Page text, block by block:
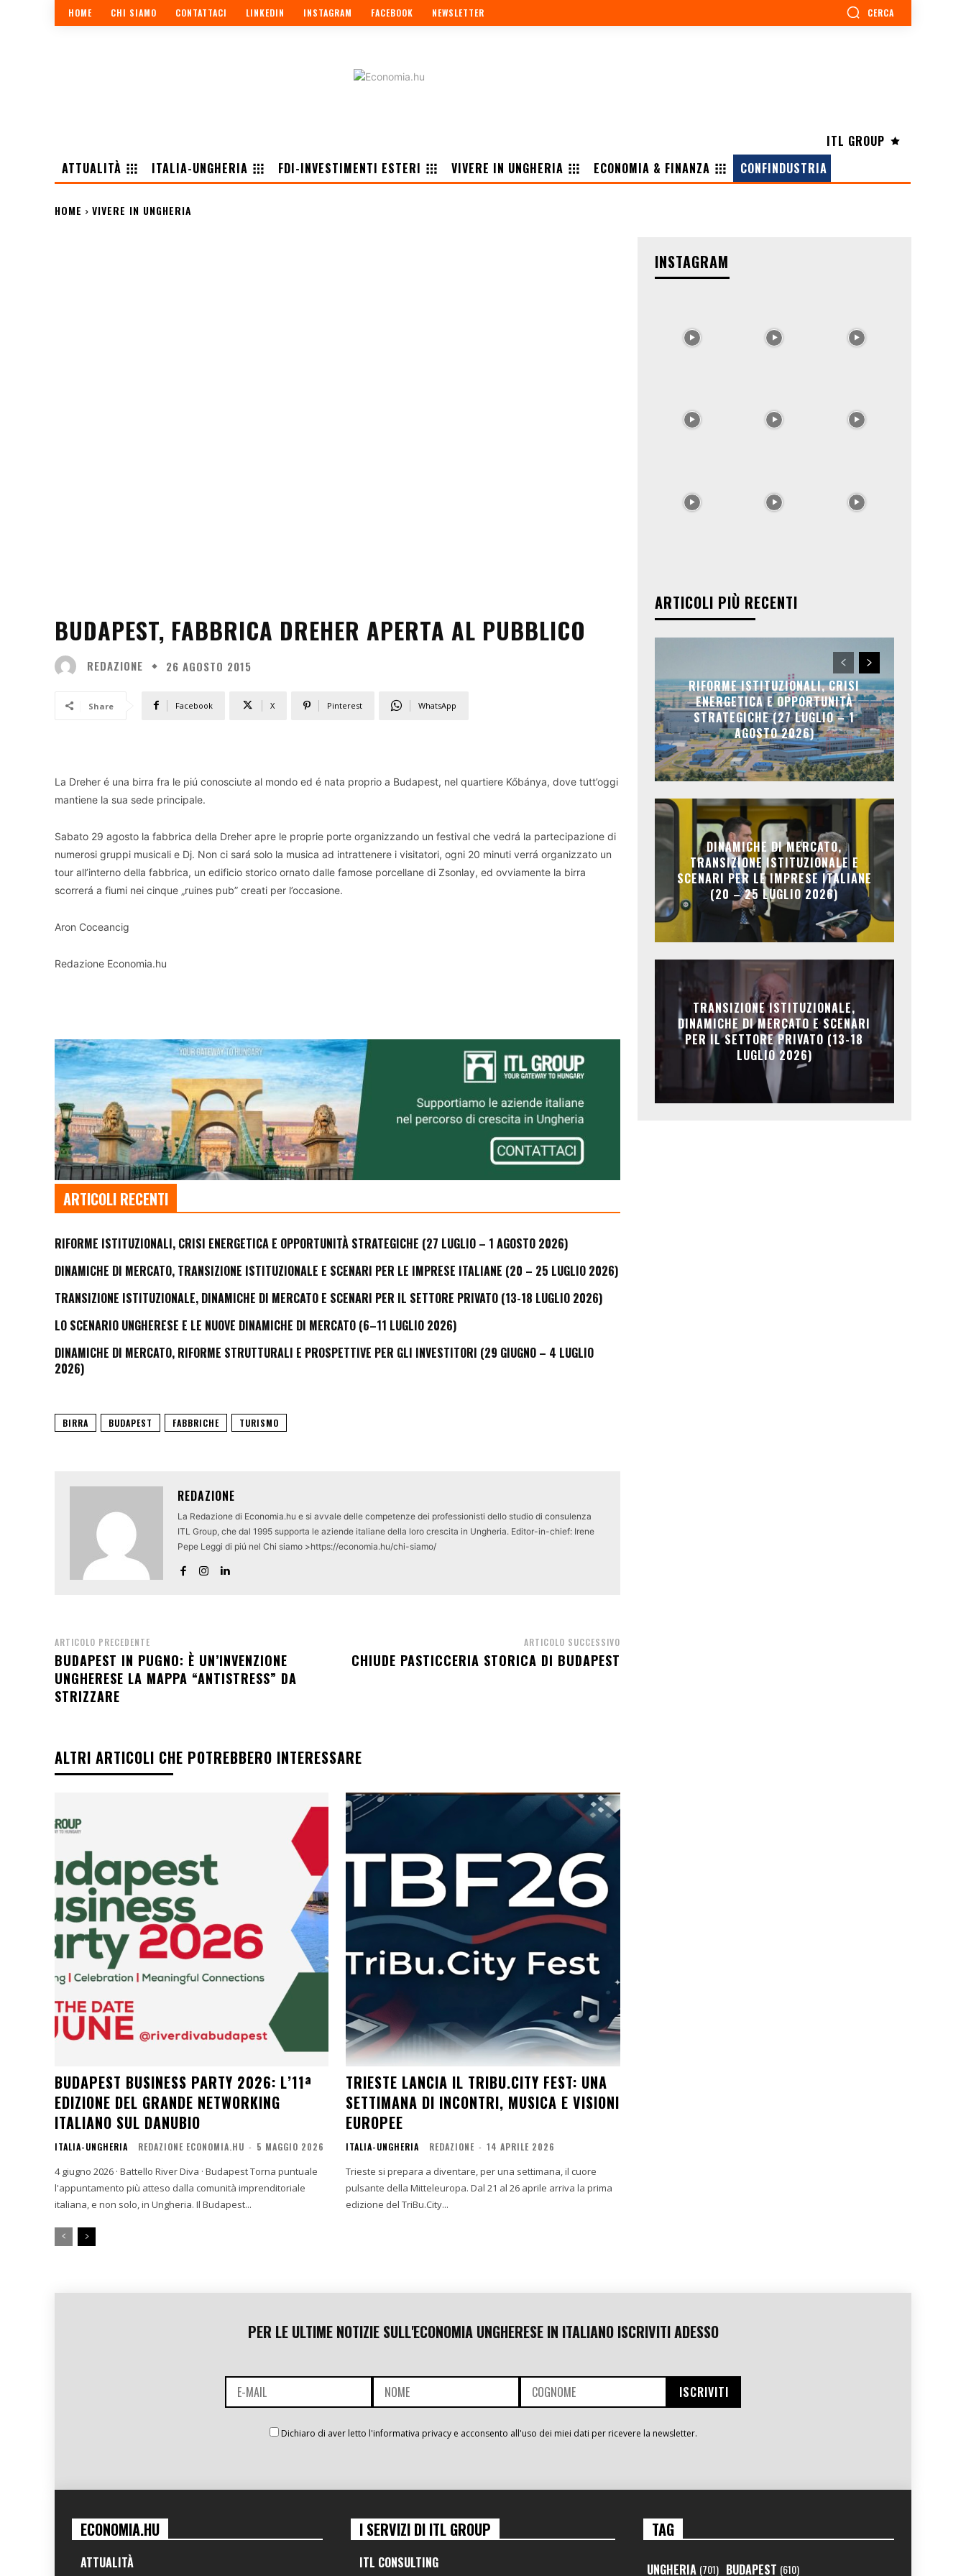
HOME CHI SIAMO CONTATTACI LINKEDIN INSTAGRAM FACEBOOK NEWSLETTER CERCA
ITL GROUP
ATTUALITÀ
ITALIA-UNGHERIA FDI-INVESTIMENTI ESTERI VIVERE IN UNGHERIA ECONOMIA & FINANZA CONFINDUSTRIA
HOME VIVERE IN UNGHERIA
BUDAPEST, FABBRICA DREHER APERTA AL PUBBLICO
REDAZIONE 26 AGOSTO 2015
Share Facebook X Pinterest WhatsApp
La Dreher é una birra fra le piú conosciute al mondo ed é nata proprio a Budapest, nel quartiere Kőbánya, dove tutt’oggi
mantiene la sua sede principale.
Sabato 29 agosto la fabbrica della Dreher apre le proprie porte organizzando un festival che vedrá la partecipazione di
numerosi gruppi musicali e Dj. Non ci sará solo la musica ad intrattenere i visitatori, ogni 20 minuti verrá organizzato un
tour all’interno della fabbrica, un edificio storico ornato dalle famose porcellane di Zsonlay, ed ovviamente la birra
scorrerá a fiumi nei cinque „ruines pub” creati per l’occasione.
Aron Coceancig
Redazione Economia.hu
ARTICOLI RECENTI
RIFORME ISTITUZIONALI, CRISI ENERGETICA E OPPORTUNITÀ STRATEGICHE (27 LUGLIO – 1 AGOSTO 2026)
DINAMICHE DI MERCATO, TRANSIZIONE ISTITUZIONALE E SCENARI PER LE IMPRESE ITALIANE (20 – 25 LUGLIO 2026)
TRANSIZIONE ISTITUZIONALE, DINAMICHE DI MERCATO E SCENARI PER IL SETTORE PRIVATO (13-18 LUGLIO 2026)
LO SCENARIO UNGHERESE E LE NUOVE DINAMICHE DI MERCATO (6–11 LUGLIO 2026)
DINAMICHE DI MERCATO, RIFORME STRUTTURALI E PROSPETTIVE PER GLI INVESTITORI (29 GIUGNO – 4 LUGLIO
2026)
BIRRA BUDAPEST FABBRICHE TURISMO
REDAZIONE
La Redazione di Economia.hu e si avvale delle competenze dei professionisti dello studio di consulenza
ITL Group, che dal 1995 supporta le aziende italiane della loro crescita in Ungheria. Editor-in-chief: Irene
Pepe Leggi di piú nel Chi siamo >https://economia.hu/chi-siamo/
ARTICOLO PRECEDENTE
BUDAPEST IN PUGNO: È UN’INVENZIONE
UNGHERESE LA MAPPA “ANTISTRESS” DA
STRIZZARE
ARTICOLO SUCCESSIVO
CHIUDE PASTICCERIA STORICA DI BUDAPEST
ALTRI ARTICOLI CHE POTREBBERO INTERESSARE
BUDAPEST BUSINESS PARTY 2026: L’11ª
EDIZIONE DEL GRANDE NETWORKING
ITALIANO SUL DANUBIO
ITALIA-UNGHERIA REDAZIONE ECONOMIA.HU - 5 MAGGIO 2026
4 giugno 2026 · Battello River Diva · Budapest Torna puntuale
l'appuntamento più atteso dalla comunità imprenditoriale
italiana, e non solo, in Ungheria. Il Budapest...
TRIESTE LANCIA IL TRIBU.CITY FEST: UNA
SETTIMANA DI INCONTRI, MUSICA E VISIONI
EUROPEE
ITALIA-UNGHERIA REDAZIONE - 14 APRILE 2026
Trieste si prepara a diventare, per una settimana, il cuore
pulsante della Mitteleuropa. Dal 21 al 26 aprile arriva la prima
edizione del TriBu.City...
INSTAGRAM
ARTICOLI PIÙ RECENTI
RIFORME ISTITUZIONALI, CRISI
ENERGETICA E OPPORTUNITÀ
STRATEGICHE (27 LUGLIO – 1
AGOSTO 2026)
DINAMICHE DI MERCATO,
TRANSIZIONE ISTITUZIONALE E
SCENARI PER LE IMPRESE ITALIANE
(20 – 25 LUGLIO 2026)
TRANSIZIONE ISTITUZIONALE,
DINAMICHE DI MERCATO E SCENARI
PER IL SETTORE PRIVATO (13-18
LUGLIO 2026)
PER LE ULTIME NOTIZIE SULL'ECONOMIA UNGHERESE IN ITALIANO ISCRIVITI ADESSO
Dichiaro di aver letto l'informativa privacy e acconsento all'uso dei miei dati per ricevere la newsletter.
ECONOMIA.HU
ATTUALITÀ
I SERVIZI DI ITL GROUP
ITL CONSULTING
TAG
UNGHERIA (701) BUDAPEST (610)